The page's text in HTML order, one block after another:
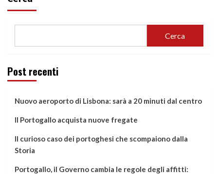
Cerca
Post recenti
Nuovo aeroporto di Lisbona: sarà a 20 minuti dal centro
Il Portogallo acquista nuove fregate
Il curioso caso dei portoghesi che scompaiono dalla
Storia
Portogallo, il Governo cambia le regole degli affitti: